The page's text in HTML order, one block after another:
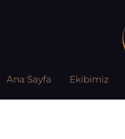
Ana Sayfa Ekibimiz